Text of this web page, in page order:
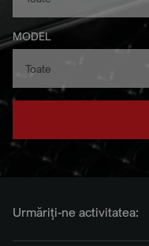
MODEL
Urmăriți-ne activitatea: